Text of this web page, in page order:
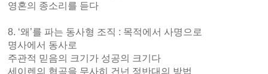
영혼의 종소리를 듣다
8. ‘왜’를 파는 동사형 조직 : 목적에서 사명으로
명사에서 동사로
주관적 믿음의 크기가 성공의 크기다
세이렌의 협곡을 무사히 건넌 정반대의 방법